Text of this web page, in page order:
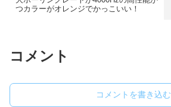
つカラーがオレンジでかっこいい！
コメント
コメントを書き込む